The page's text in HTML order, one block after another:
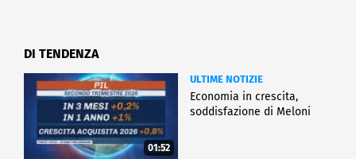
DI TENDENZA
01:52
ULTIME NOTIZIE
Economia in crescita,
soddisfazione di Meloni